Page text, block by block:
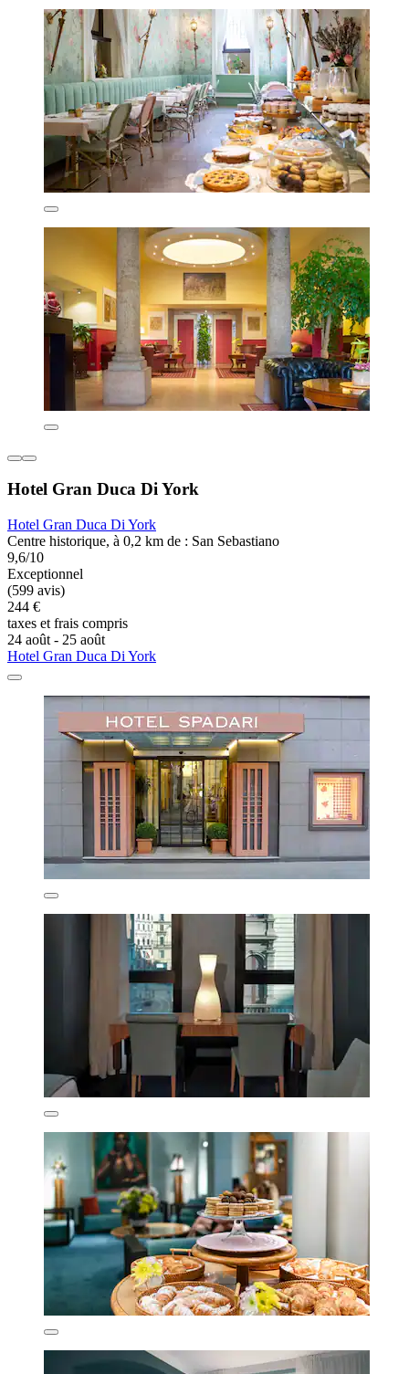
Hotel Gran Duca Di York
Hotel Gran Duca Di York
Centre historique, à 0,2 km de : San Sebastiano
9,6/10
Exceptionnel
(599 avis)
244 €
taxes et frais compris
24 août - 25 août
Hotel Gran Duca Di York